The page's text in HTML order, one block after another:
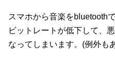
スマホから音楽をbluetooth
ビットレートが低下して、
なってしまいます。(例外も